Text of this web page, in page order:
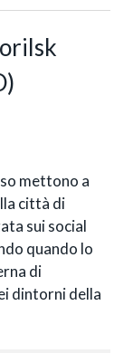
mettono a
città di
sui social
quando lo
di
dintorni della